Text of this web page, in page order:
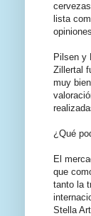
lista
opiniones.
Pilsen y
Zillertal
muy
¿Qué
El
que
tanto la
Stella